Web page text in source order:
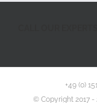
+49 (0)
© Copyright 2017 -